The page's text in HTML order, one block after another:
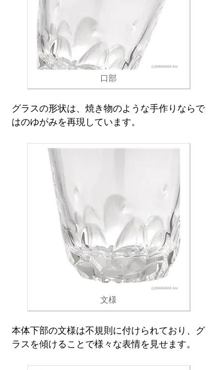
口部
グラスの形状は、焼き物のような手作りならで
はのゆがみを再現しています。
文様
本体下部の文様は不規則に付けられており、グ
ラスを傾けることで様々な表情を見せます。